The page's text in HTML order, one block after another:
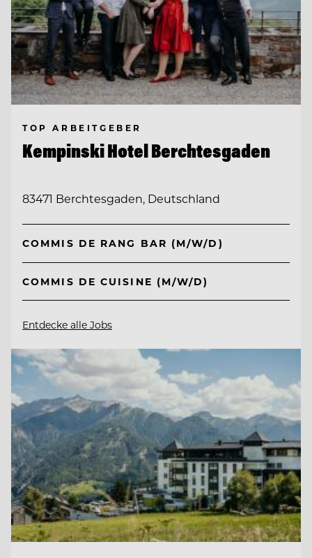
TOP ARBEITGEBER
Kempinski Hotel Berchtesgaden
83471 Berchtesgaden, Deutschland
COMMIS DE RANG BAR (M/W/D)
COMMIS DE CUISINE (M/W/D)
Entdecke alle Jobs